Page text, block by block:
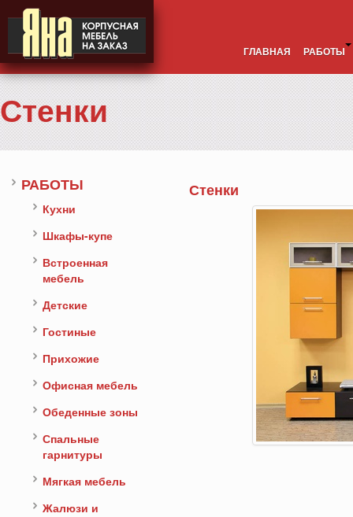
ГЛАВНАЯ РАБОТЫ
Стенки
РАБОТЫ
Кухни
Шкафы-купе
Встроенная
мебель
Детские
Гостиные
Прихожие
Офисная мебель
Обеденные зоны
Спальные
гарнитуры
Мягкая мебель
Жалюзи и
Стенки